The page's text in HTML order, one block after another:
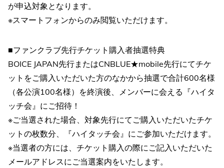
が申込対象となります。
※スマートフォンからのみ閲覧いただけます。
■ファンクラブ先行チケット購入者抽選特典
BOICE JAPAN先行またはCNBLUE★mobile先行にてチケ
ットをご購入いただいた方のなかから抽選で合計600名様
（各公演100名様）を終演後、メンバーに会える『ハイタ
ッチ会』にご招待！
※ご当選された場合、対象先行にてご購入いただいたチケ
ットの枚数分、『ハイタッチ会』にご参加いただけます。
※当選者の方には、チケット購入の際にご記入いただいた
メールアドレスにご当選案内をいたします。